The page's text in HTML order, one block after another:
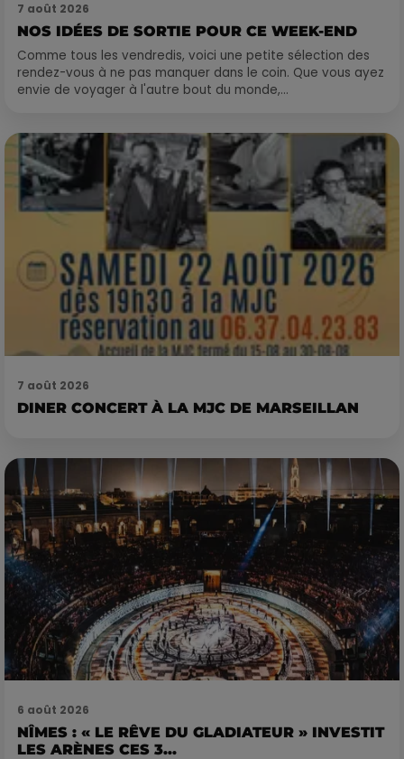
7 août 2026
NOS IDÉES DE SORTIE POUR CE WEEK-END
Comme tous les vendredis, voici une petite sélection des
rendez-vous à ne pas manquer dans le coin. Que vous ayez
envie de voyager à l'autre bout du monde,...
7 août 2026
DINER CONCERT À LA MJC DE MARSEILLAN
6 août 2026
NÎMES : « LE RÊVE DU GLADIATEUR » INVESTIT
LES ARÈNES CES 3...